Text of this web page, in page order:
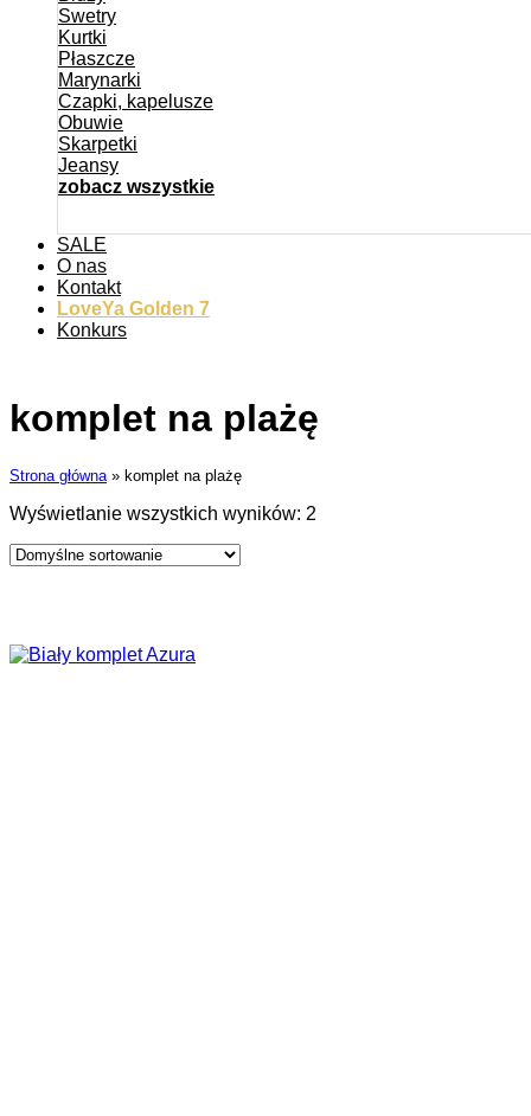
Swetry
Kurtki
Płaszcze
Marynarki
Czapki, kapelusze
Obuwie
Skarpetki
Jeansy
zobacz wszystkie
SALE
O nas
Kontakt
LoveYa Golden 7
Konkurs
komplet na plażę
Strona główna » komplet na plażę
Wyświetlanie wszystkich wyników: 2